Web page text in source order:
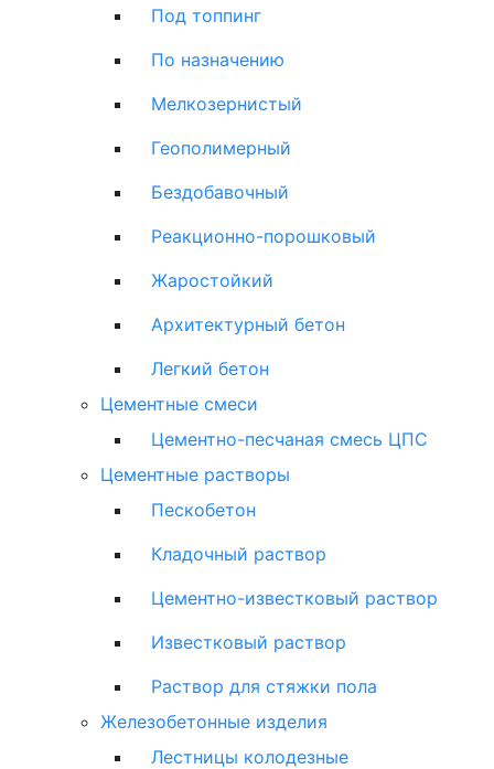
Под топпинг
По назначению
Мелкозернистый
Геополимерный
Бездобавочный
Реакционно-порошковый
Жаростойкий
Архитектурный бетон
Легкий бетон
Цементные смеси
Цементно-песчаная смесь ЦПС
Цементные растворы
Пескобетон
Кладочный раствор
Цементно-известковый раствор
Известковый раствор
Раствор для стяжки пола
Железобетонные изделия
Лестницы колодезные